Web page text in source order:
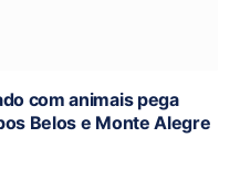
com animais pega
Belos e Monte Alegre